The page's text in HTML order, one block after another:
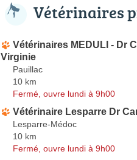
Vétérinaires
Vétérinaires MEDULI - Dr
Virginie
Pauillac
10 km
Fermé, ouvre lundi à 9h00
Vétérinaire Lesparre Dr
Lesparre-Médoc
10 km
Fermé, ouvre lundi à 9h00